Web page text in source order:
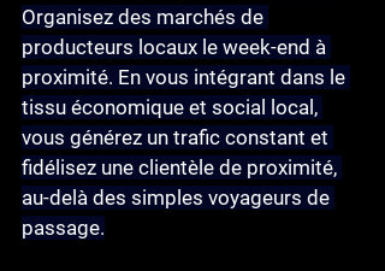
Organisez des marchés de
producteurs locaux le week-end à
proximité. En vous intégrant dans le
tissu économique et social local,
vous générez un trafic constant et
fidélisez une clientèle de proximité,
au-delà des simples voyageurs de
passage.